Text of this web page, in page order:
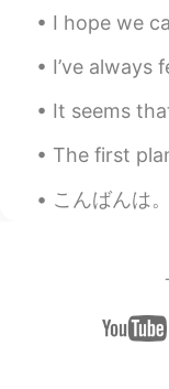
JP EN
I like
Jean
JP
北風です
今朝は-
I hope we can start
I’ve always felt shy about
It seems that cherry blossom
The first plant is called a
こんばんは。今日の大阪はとても蒸し暑かったです。皆さん、